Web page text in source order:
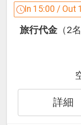
【３０日前
本プランは
申し込みの
※早期申込
（人数の内
プラン・氏
更）があっ
In 15:00 / Out
旅行代金 （2
詳細